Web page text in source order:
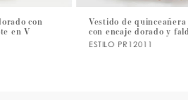
con
V
Vestido de quinceañera
con encaje dorado y
ESTILO PR12011